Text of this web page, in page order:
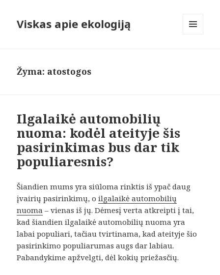
Viskas apie ekologiją
Žyma: atostogos
Ilgalaikė automobilių
nuoma: kodėl ateityje šis
pasirinkimas bus dar tik
populiaresnis?
Šiandien mums yra siūloma rinktis iš ypač daug
įvairių pasirinkimų, oilgalaikė automobilių
nuoma – vienas iš jų. Dėmesį verta atkreipti į tai,
kad šiandien ilgalaikė automobilių nuoma yra
labai populiari, tačiau tvirtinama, kad ateityje šio
pasirinkimo populiarumas augs dar labiau.
Pabandykime apžvelgti, dėl kokių priežasčių.